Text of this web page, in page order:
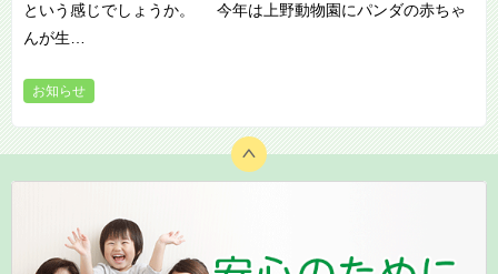
という感じでしょうか。 今年は上野動物園にパンダの赤ちゃ
んが生…
お知らせ